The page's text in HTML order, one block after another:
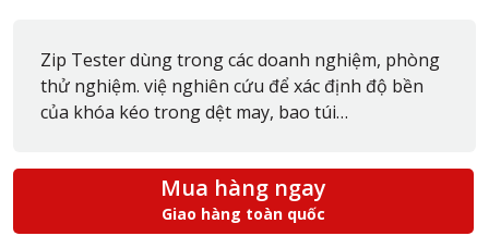
Zip Tester dùng trong các doanh nghiệm, phòng
thử nghiệm. việ nghiên cứu để xác định độ bền
của khóa kéo trong dệt may, bao túi…
Mua hàng ngay
Giao hàng toàn quốc